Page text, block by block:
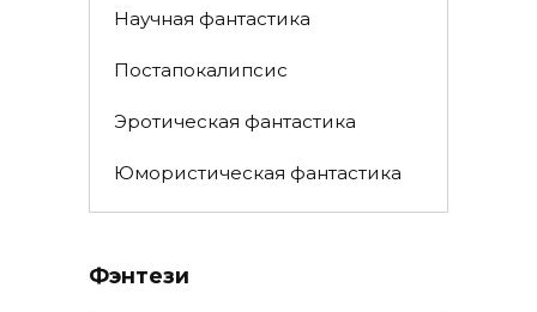
Научная фантастика
Постапокалипсис
Эротическая фантастика
Юмористическая фантастика
Фэнтези